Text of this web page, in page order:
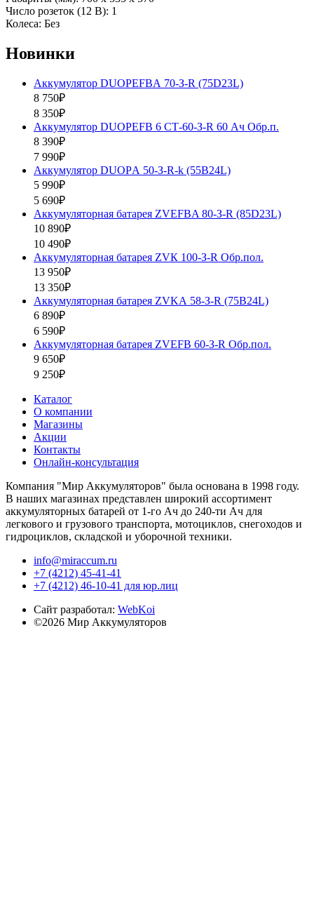
Число розеток (12 В): 1
Колеса: Без
Новинки
Аккумулятор DUOPEFBА 70-З-R (75D23L)
8 750₽
8 350₽
Аккумулятор DUOPEFB 6 СТ-60-З-R 60 Ач Обр.п.
8 390₽
7 990₽
Аккумулятор DUOPА 50-З-R-k (55B24L)
5 990₽
5 690₽
Аккумуляторная батарея ZVEFBA 80-З-R (85D23L)
10 890₽
10 490₽
Аккумуляторная батарея ZVК 100-З-R Обр.пол.
13 950₽
13 350₽
Аккумуляторная батарея ZVKА 58-З-R (75B24L)
6 890₽
6 590₽
Аккумуляторная батарея ZVEFB 60-З-R Обр.пол.
9 650₽
9 250₽
Каталог
О компании
Магазины
Акции
Контакты
Онлайн-консультация
Компания "Мир Аккумуляторов" была основана в 1998 году.
В наших магазинах представлен широкий ассортимент
аккумуляторных батарей от 1-го Ач до 240-ти Ач для
легкового и грузового транспорта, мотоциклов, снегоходов и
гидроциклов, складской и уборочной техники.
info@miraccum.ru
+7 (4212) 45-41-41
+7 (4212) 46-10-41 для юр.лиц
Сайт разработал: WebKoi
©2026 Мир Аккумуляторов